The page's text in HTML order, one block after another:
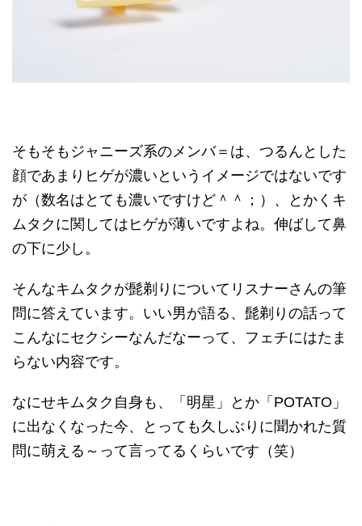
そもそもジャニーズ系のメンバ＝は、つるんとした
顔であまりヒゲが濃いというイメージではないです
が（数名はとても濃いですけど＾＾；）、とかくキ
ムタクに関してはヒゲが薄いですよね。伸ばして鼻
の下に少し。
そんなキムタクが髭剃りについてリスナーさんの筆
問に答えています。いい男が語る、髭剃りの話って
こんなにセクシーなんだなーって、フェチにはたま
らない内容です。
なにせキムタク自身も、「明星」とか「POTATO」
に出なくなった今、とっても久しぶりに聞かれた質
問に萌える～って言ってるくらいです（笑）